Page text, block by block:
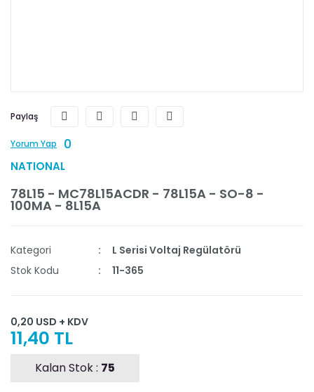
Paylaş
Yorum Yap 0
NATIONAL
78L15 - MC78L15ACDR - 78L15A - SO-8 -
100MA - 8L15A
Kategori
L Serisi Voltaj Regülatörü
Stok Kodu
11-365
0,20 USD + KDV
11,40 TL
Kalan Stok : 75